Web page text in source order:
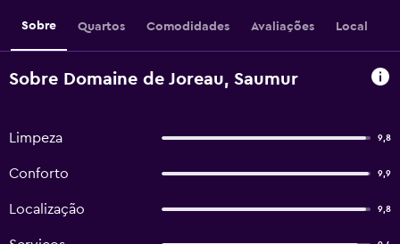
Sobre Quartos Comodidades Avaliações Local
Sobre Domaine de Joreau, Saumur
Limpeza 9,8
Conforto 9,9
Localização 9,8